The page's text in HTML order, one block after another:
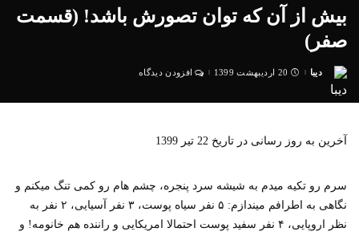
بیش از آن که توان تصورش باشد! (قسمت
صفر)
ارسال
دیبا 20 اردیبهشت 1399 افزودن دیدگاه
آخرین به روز رسانی در تاریخ 22 تیر 1399
سرم رو تکیه میدم به شیشه سرد پنجره، چشم هام رو کمی تنگ میکنم و
نگاهی به اطرافم میندازم: ۵ نفر سیاه پوست، ۳ نفر آسیایی، ۲ نفر به
نظر اروپایی، ۴ نفر سفید پوست احتمالا امریکایی و راننده هم خانومه! و